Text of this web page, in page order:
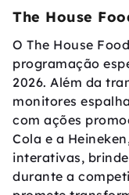
The House
O The House
programação
2026. Além da
monitores
com ações
Cola e a
interativas,
durante a